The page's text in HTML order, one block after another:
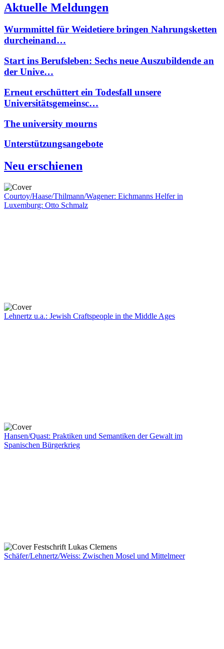
Aktuelle Meldungen
Wurmmittel für Weidetiere bringen Nahrungsketten
durcheinand…
Start ins Berufsleben: Sechs neue Auszubildende an
der Unive…
Erneut erschüttert ein Todesfall unsere
Universitätsgemeinsc…
The university mourns
Unterstützungsangebote
Neu erschienen
Courtoy/Haase/Thilmann/Wagener: Eichmanns Helfer in
Luxemburg: Otto Schmalz
Lehnertz u.a.: Jewish Craftspeople in the Middle Ages
Hansen/Quast: Praktiken und Semantiken der Gewalt im
Spanischen Bürgerkrieg
Schäfer/Lehnertz/Weiss: Zwischen Mosel und Mittelmeer